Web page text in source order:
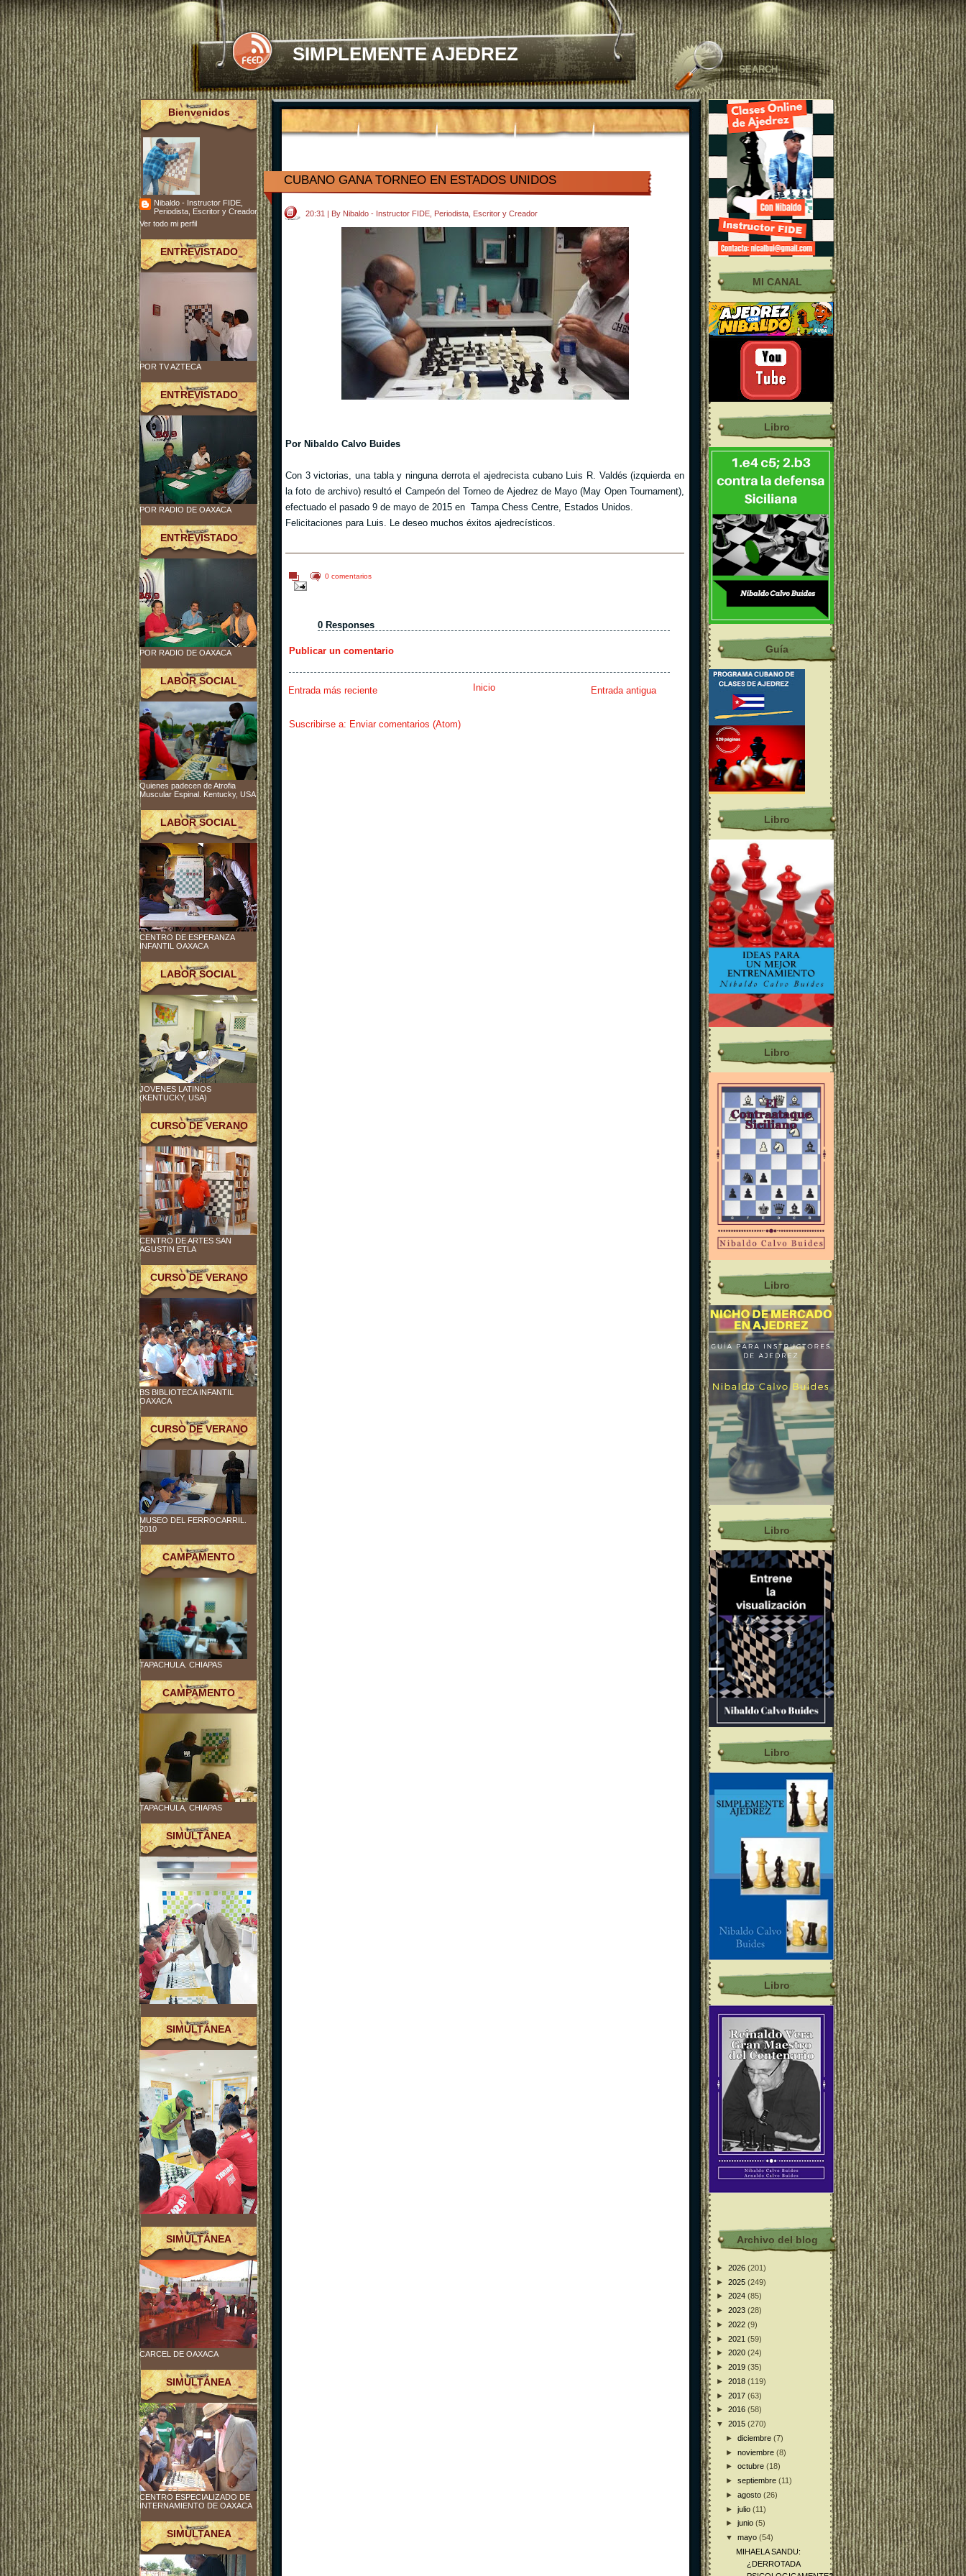
SIMPLEMENTE AJEDREZ
CUBANO GANA TORNEO EN ESTADOS UNIDOS
20:31 | By Nibaldo - Instructor FIDE, Periodista, Escritor y Creador
Por Nibaldo Calvo Buides
Con 3 victorias, una tabla y ninguna derrota el ajedrecista cubano Luis R. Valdés (izquierda en
la foto de archivo) resultó el Campeón del Torneo de Ajedrez de Mayo (May Open Tournament),
efectuado el pasado 9 de mayo de 2015 en Tampa Chess Centre, Estados Unidos.
Felicitaciones para Luis. Le deseo muchos éxitos ajedrecísticos.
0 comentarios
0 Responses
Publicar un comentario
Entrada más reciente Entrada antigua
Inicio
Suscribirse a: Enviar comentarios (Atom)
Bienvenidos
Nibaldo - Instructor FIDE,
Periodista, Escritor y Creador
Ver todo mi perfil
ENTREVISTADO
POR TV AZTECA
ENTREVISTADO
POR RADIO DE OAXACA
ENTREVISTADO
POR RADIO DE OAXACA
LABOR SOCIAL
Quienes padecen de Atrofia
Muscular Espinal. Kentucky, USA
LABOR SOCIAL
CENTRO DE ESPERANZA
INFANTIL OAXACA
LABOR SOCIAL
JOVENES LATINOS
(KENTUCKY, USA)
CURSO DE VERANO
CENTRO DE ARTES SAN
AGUSTIN ETLA
CURSO DE VERANO
BS BIBLIOTECA INFANTIL
OAXACA
CURSO DE VERANO
MUSEO DEL FERROCARRIL.
2010
CAMPAMENTO
TAPACHULA. CHIAPAS
CAMPAMENTO
TAPACHULA, CHIAPAS
SIMULTÁNEA
SIMULTÁNEA
SIMULTÁNEA
CARCEL DE OAXACA
SIMULTÁNEA
CENTRO ESPECIALIZADO DE
INTERNAMIENTO DE OAXACA
SIMULTANEA
MI CANAL
Libro
Guía
Libro
Libro
Libro
Libro
Libro
Libro
Archivo del blog
► 2026 (201)
► 2025 (249)
► 2024 (85)
► 2023 (28)
► 2022 (9)
► 2021 (59)
► 2020 (24)
► 2019 (35)
► 2018 (119)
► 2017 (63)
► 2016 (58)
▼ 2015 (270)
►diciembre(7)
►noviembre(8)
►octubre(18)
►septiembre(11)
►agosto(26)
►julio(11)
►junio(5)
▼mayo(54)
MIHAELA SANDU:
¿DERROTADA